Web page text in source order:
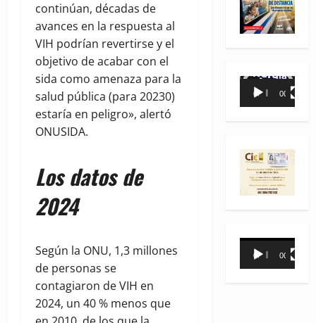
continúan, décadas de
avances en la respuesta al
VIH podrían revertirse y el
objetivo de acabar con el
sida como amenaza para la
salud pública (para 20230)
estaría en peligro», alertó
ONUSIDA.
Los datos de
2024
Según la ONU, 1,3 millones
de personas se
contagiaron de VIH en
2024, un 40 % menos que
Reproductor
00:00 00:35
Reproductor
00:00 00:31